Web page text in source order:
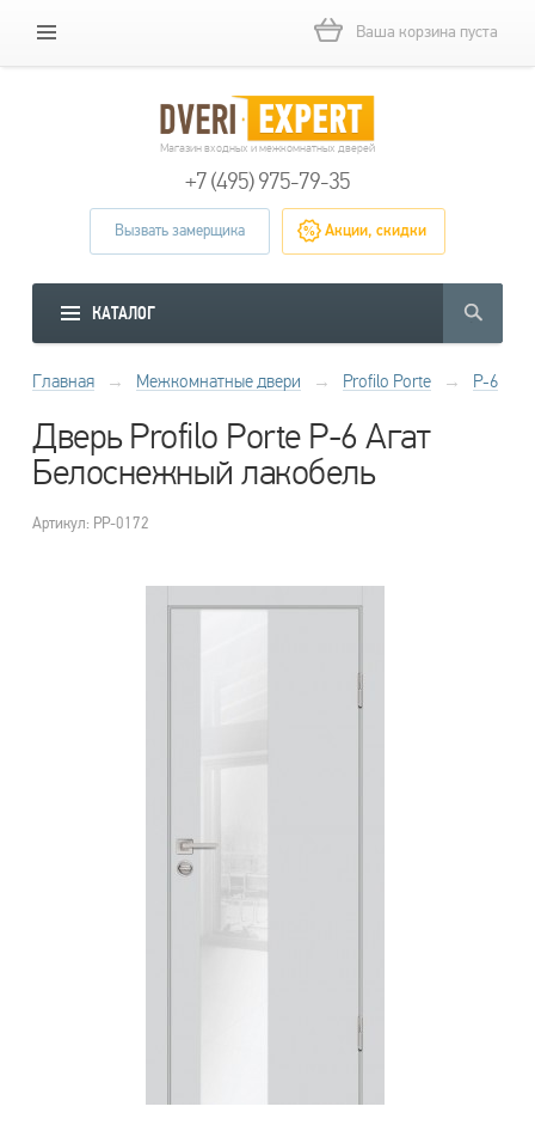
Ваша корзина пуста
Магазин входных и межкомнатных дверей
+7 (495) 975-79-35
Вызвать замерщика Акции, скидки
КАТАЛОГ
Главная → Межкомнатные двери → Profilo Porte → P-6
Дверь Profilo Porte P-6 Агат
Белоснежный лакобель
Артикул: PP-0172